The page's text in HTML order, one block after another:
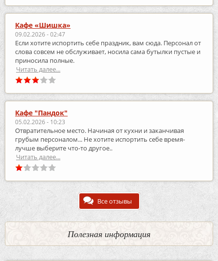
Кафе «Шишка»
09.02.2026 - 02:47
Если хотите испортить себе праздник, вам сюда. Персонал от
слова совсем не обслуживает, носила сама бутылки пустые и
приносила полные.
Читать далее...
Кафе "Пандок"
05.02.2026 - 10:23
Отвратительное место. Начиная от кухни и заканчивая
грубым персоналом... Не хотите испортить себе время-
лучше выберите что-то другое..
Читать далее...
Все отзывы
Полезная информация